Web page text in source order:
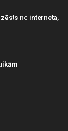
no interneta,